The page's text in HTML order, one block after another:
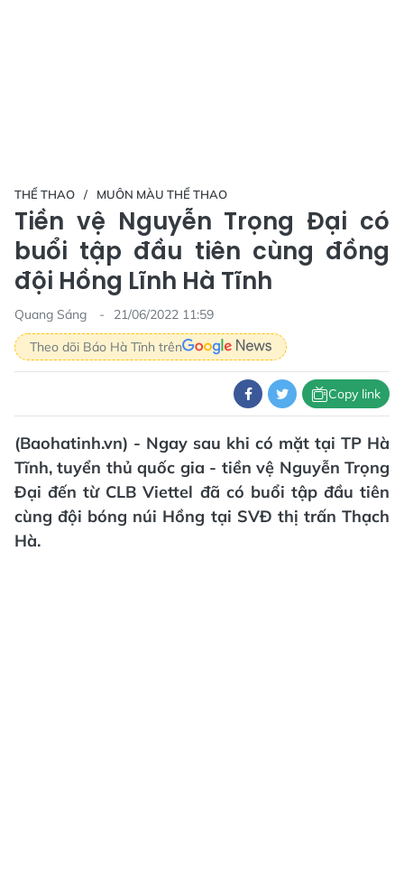
THỂ THAO MUÔN MÀU THỂ THAO
Tiền vệ Nguyễn Trọng Đại có
buổi tập đầu tiên cùng đồng
đội Hồng Lĩnh Hà Tĩnh
Quang Sáng
21/06/2022 11:59
Theo dõi Báo Hà Tĩnh trên
Copy link
(Baohatinh.vn) - Ngay sau khi có mặt tại TP Hà
Tĩnh, tuyển thủ quốc gia - tiền vệ Nguyễn Trọng
Đại đến từ CLB Viettel đã có buổi tập đầu tiên
cùng đội bóng núi Hồng tại SVĐ thị trấn Thạch
Hà.